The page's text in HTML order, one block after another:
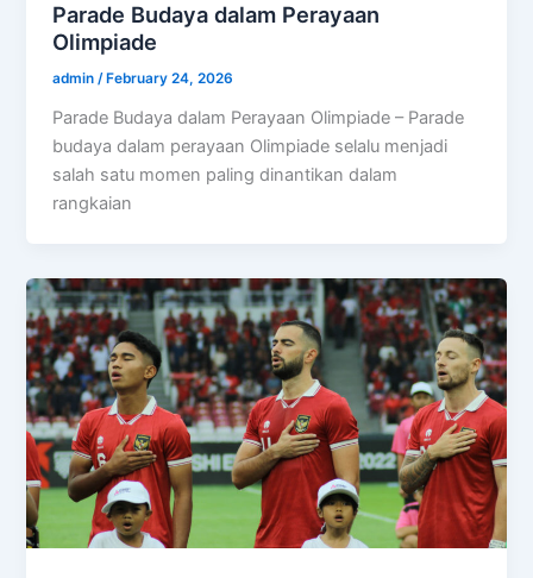
Parade Budaya dalam Perayaan
Olimpiade
admin/ February 24, 2026
Parade Budaya dalam Perayaan Olimpiade – Parade
budaya dalam perayaan Olimpiade selalu menjadi
salah satu momen paling dinantikan dalam
rangkaian